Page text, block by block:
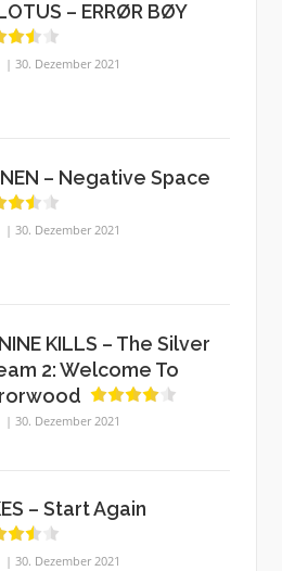
– ERRØR BØY
30. Dezember 2021
– Negative Space
30. Dezember 2021
KILLS – The Silver
2: Welcome To
30. Dezember 2021
– Start Again
30. Dezember 2021